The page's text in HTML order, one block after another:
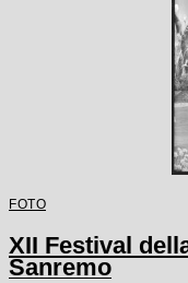
FOTO
XII Festival
Sanremo